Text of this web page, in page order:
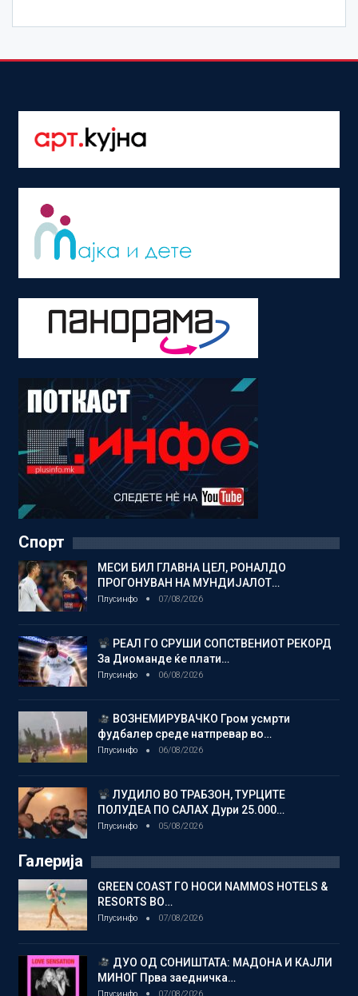
Спорт
МЕСИ БИЛ ГЛАВНА ЦЕЛ, РОНАЛДО
ПРОГОНУВАН НА МУНДИЈАЛОТ…
Плусинфо 07/08/2026
РЕАЛ ГО СРУШИ СОПСТВЕНИОТ РЕКОРД
За Диоманде ќе плати…
Плусинфо 06/08/2026
ВОЗНЕМИРУВАЧКО Гром усмрти
фудбалер среде натпревар во…
Плусинфо 06/08/2026
ЛУДИЛО ВО ТРАБЗОН, ТУРЦИТЕ
ПОЛУДЕА ПО САЛАХ Дури 25.000…
Плусинфо 05/08/2026
Галерија
GREEN COAST ГО НОСИ NAMMOS HOTELS &
RESORTS ВО…
Плусинфо 07/08/2026
ДУО ОД СОНИШТАТА: МАДОНА И КАЈЛИ
МИНОГ Прва заедничка…